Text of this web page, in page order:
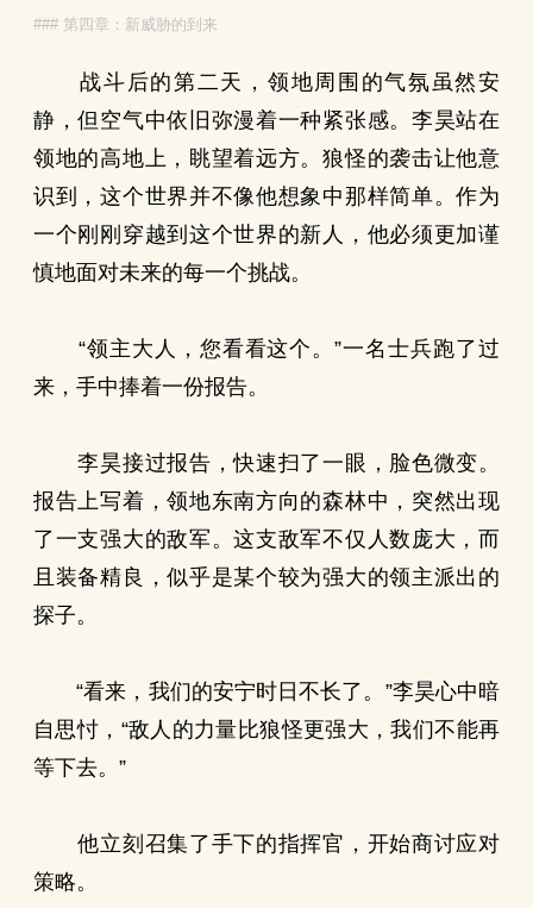
### 第四章：新威胁的到来
战斗后的第二天，领地周围的气氛虽然安
静，但空气中依旧弥漫着一种紧张感。李昊站在
领地的高地上，眺望着远方。狼怪的袭击让他意
识到，这个世界并不像他想象中那样简单。作为
一个刚刚穿越到这个世界的新人，他必须更加谨
慎地面对未来的每一个挑战。
“领主大人，您看看这个。”一名士兵跑了过
来，手中捧着一份报告。
李昊接过报告，快速扫了一眼，脸色微变。
报告上写着，领地东南方向的森林中，突然出现
了一支强大的敌军。这支敌军不仅人数庞大，而
且装备精良，似乎是某个较为强大的领主派出的
探子。
“看来，我们的安宁时日不长了。”李昊心中暗
自思忖，“敌人的力量比狼怪更强大，我们不能再
等下去。”
他立刻召集了手下的指挥官，开始商讨应对
策略。